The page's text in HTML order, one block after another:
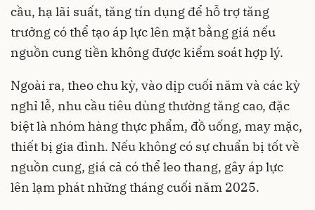
cầu, hạ lãi suất, tăng tín dụng để hỗ trợ tăng
trưởng có thể tạo áp lực lên mặt bằng giá nếu
nguồn cung tiền không được kiểm soát hợp lý.
Ngoài ra, theo chu kỳ, vào dịp cuối năm và các kỳ
nghỉ lễ, nhu cầu tiêu dùng thường tăng cao, đặc
biệt là nhóm hàng thực phẩm, đồ uống, may mặc,
thiết bị gia đình. Nếu không có sự chuẩn bị tốt về
nguồn cung, giá cả có thể leo thang, gây áp lực
lên lạm phát những tháng cuối năm 2025.